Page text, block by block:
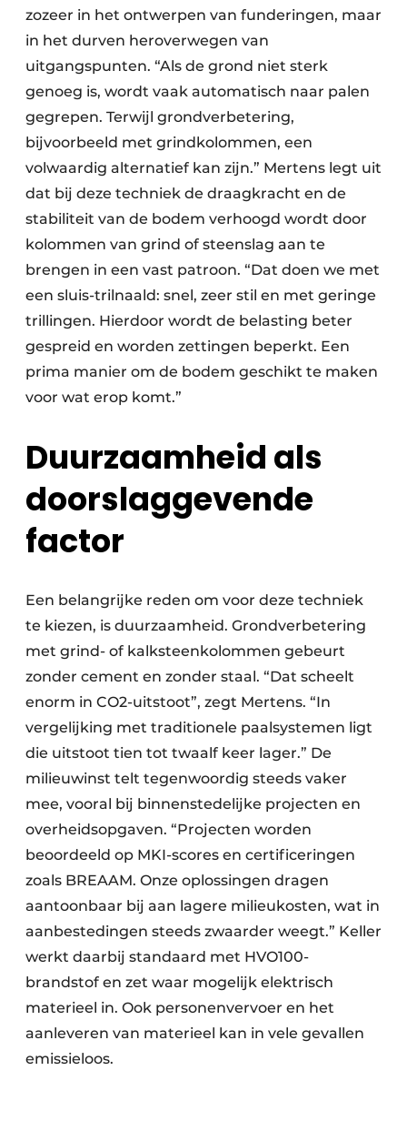
zozeer in het ontwerpen van funderingen, maar
in het durven heroverwegen van
uitgangspunten. “Als de grond niet sterk
genoeg is, wordt vaak automatisch naar palen
gegrepen. Terwijl grondverbetering,
bijvoorbeeld met grindkolommen, een
volwaardig alternatief kan zijn.” Mertens legt uit
dat bij deze techniek de draagkracht en de
stabiliteit van de bodem verhoogd wordt door
kolommen van grind of steenslag aan te
brengen in een vast patroon. “Dat doen we met
een sluis-trilnaald: snel, zeer stil en met geringe
trillingen. Hierdoor wordt de belasting beter
gespreid en worden zettingen beperkt. Een
prima manier om de bodem geschikt te maken
voor wat erop komt.”
Duurzaamheid als
doorslaggevende
factor
Een belangrijke reden om voor deze techniek
te kiezen, is duurzaamheid. Grondverbetering
met grind- of kalksteenkolommen gebeurt
zonder cement en zonder staal. “Dat scheelt
enorm in CO2-uitstoot”, zegt Mertens. “In
vergelijking met traditionele paalsystemen ligt
die uitstoot tien tot twaalf keer lager.” De
milieuwinst telt tegenwoordig steeds vaker
mee, vooral bij binnenstedelijke projecten en
overheidsopgaven. “Projecten worden
beoordeeld op MKI-scores en certificeringen
zoals BREAAM. Onze oplossingen dragen
aantoonbaar bij aan lagere milieukosten, wat in
aanbestedingen steeds zwaarder weegt.” Keller
werkt daarbij standaard met HVO100-
brandstof en zet waar mogelijk elektrisch
materieel in. Ook personenvervoer en het
aanleveren van materieel kan in vele gevallen
emissieloos.